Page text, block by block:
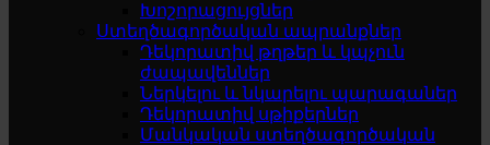
Խոշորացույցներ
Ստեղծագործական ապրանքներ
Դեկորատիվ թղթեր և կպչուն
ժապավեններ
Ներկելու և նկարելու պարագաներ
Դեկորատիվ սթիքերներ
Մանկական ստեղծագործական